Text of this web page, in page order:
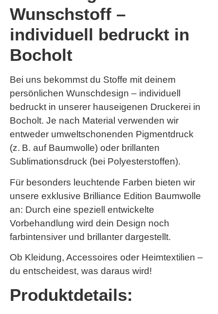
Wunschstoff –
individuell bedruckt in
Bocholt
Bei uns bekommst du Stoffe mit deinem
persönlichen Wunschdesign – individuell
bedruckt in unserer hauseigenen Druckerei in
Bocholt. Je nach Material verwenden wir
entweder umweltschonenden Pigmentdruck
(z. B. auf Baumwolle) oder brillanten
Sublimationsdruck (bei Polyesterstoffen).
Für besonders leuchtende Farben bieten wir
unsere exklusive Brilliance Edition Baumwolle
an: Durch eine speziell entwickelte
Vorbehandlung wird dein Design noch
farbintensiver und brillanter dargestellt.
Ob Kleidung, Accessoires oder Heimtextilien –
du entscheidest, was daraus wird!
Produktdetails: